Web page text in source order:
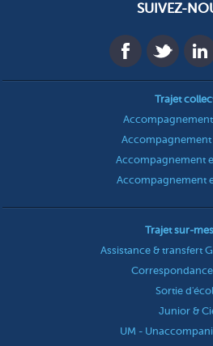
SUIVEZ-
Trajet
Accompagnement
Accompagnement
Accompagnement
Trajet sur-
Assistance & transfert
Sortie
Junior &
UM -